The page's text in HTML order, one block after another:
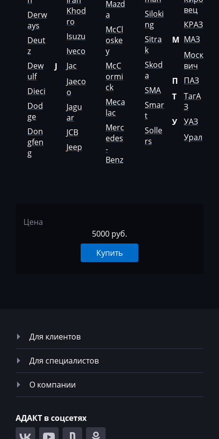
Mazda
McCloskey
McCormick
Mecalac
Mercedes-Benz
Mercury
Merlo
Metso
Mitsubishi
Opel
Oting
Otokar
Perkins
Derw
ays
Deut
z
Dew
ulf
Dieci
Dod
ge
Don
gfen
g
Khod
ro
Isuzu
Iveco
J
Jac
Jaeco
o
Jagu
ar
JCB
Jeep
Mazd
a
McCl
oske
y
McC
ormi
ck
Meca
lac
Merc
edes
-
Benz
Siloki
ng
Sitra
k
Skod
a
SMA
Smar
t
Solle
rs
вец
КРАЗ
М МАЗ
Моск
вич
П
ПАЗ
Т
ТагА
З
У
УАЗ
Урал
Цена
5000 руб.
Купить
Для клиентов
Для специалистов
О компании
АДАКТ в соцсетях